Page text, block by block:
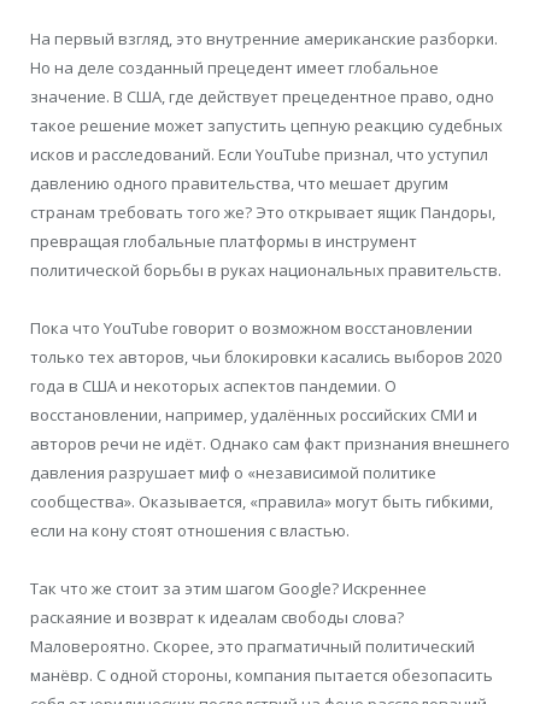
На первый взгляд, это внутренние американские разборки.
Но на деле созданный прецедент имеет глобальное
значение. В США, где действует прецедентное право, одно
такое решение может запустить цепную реакцию судебных
исков и расследований. Если YouTube признал, что уступил
давлению одного правительства, что мешает другим
странам требовать того же? Это открывает ящик Пандоры,
превращая глобальные платформы в инструмент
политической борьбы в руках национальных правительств.
Пока что YouTube говорит о возможном восстановлении
только тех авторов, чьи блокировки касались выборов 2020
года в США и некоторых аспектов пандемии. О
восстановлении, например, удалённых российских СМИ и
авторов речи не идёт. Однако сам факт признания внешнего
давления разрушает миф о «независимой политике
сообщества». Оказывается, «правила» могут быть гибкими,
если на кону стоят отношения с властью.
Так что же стоит за этим шагом Google? Искреннее
раскаяние и возврат к идеалам свободы слова?
Маловероятно. Скорее, это прагматичный политический
манёвр. С одной стороны, компания пытается обезопасить